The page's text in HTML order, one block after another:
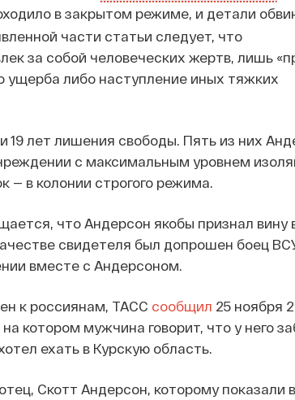
в закрытом режиме, и детали
части статьи следует, что
за собой человеческих жертв, лишь
ущерба либо наступление иных тяжких
19 лет лишения свободы. Пять из них
с максимальным уровнем
— в колонии строгого режима.
что Андерсон якобы признал вину
свидетеля был допрошен боец
вместе с Андерсоном.
к россиянам, ТАСС сообщил 25 ноября
котором мужчина говорит, что у него
ехать в Курскую область.
Скотт Андерсон, которому показали